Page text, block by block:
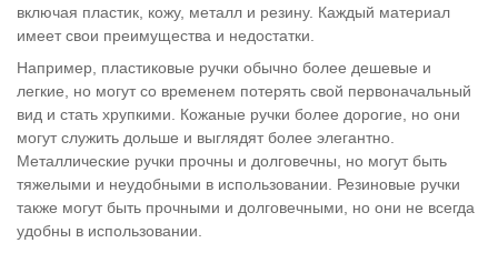
включая пластик, кожу, металл и резину. Каждый материал
имеет свои преимущества и недостатки.
Например, пластиковые ручки обычно более дешевые и
легкие, но могут со временем потерять свой первоначальный
вид и стать хрупкими. Кожаные ручки более дорогие, но они
могут служить дольше и выглядят более элегантно.
Металлические ручки прочны и долговечны, но могут быть
тяжелыми и неудобными в использовании. Резиновые ручки
также могут быть прочными и долговечными, но они не всегда
удобны в использовании.